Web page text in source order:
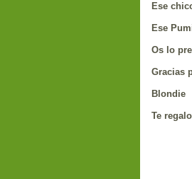
Ese
Ese
Os lo
Gracias
Blondie
Te